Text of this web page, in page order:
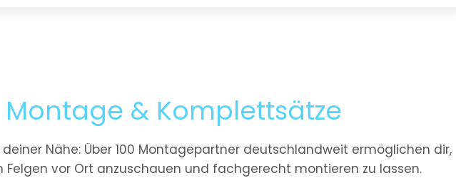
Montage & Komplettsätze
Nähe: Über 100 Montagepartner deutschlandweit ermöglichen dir,
Felgen vor Ort anzuschauen und fachgerecht montieren zu lassen.